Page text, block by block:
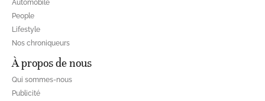
Automobile
People
Lifestyle
Nos chroniqueurs
À propos de nous
Qui sommes-nous
Publicité